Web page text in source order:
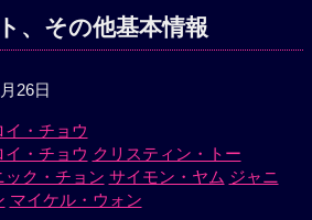
、その他基本情報
26日
イ・チョウ
イ・チョウ クリスティン・トー
ック・チョン サイモン・ヤム ジャニ
マイケル・ウォン